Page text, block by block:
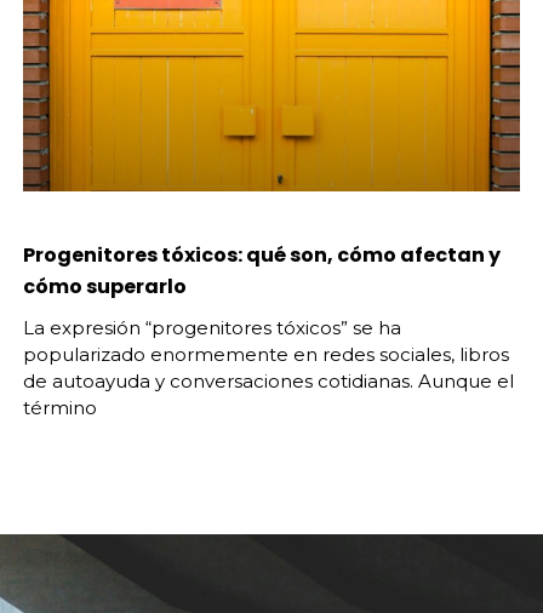
Progenitores tóxicos: qué son, cómo afectan y
cómo superarlo
La expresión “progenitores tóxicos” se ha
popularizado enormemente en redes sociales, libros
de autoayuda y conversaciones cotidianas. Aunque el
término